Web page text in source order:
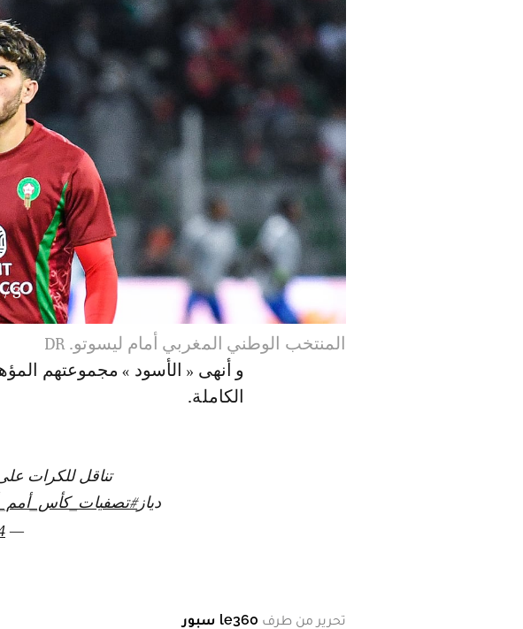
3
/
المنتخب الوطني المغربي أمام ليسوتو. DR
الكاملة.
تناقل للكرات
دياز
— beIN SPORTS (@beINSPORTS)
تحرير من طرف le360 سبور